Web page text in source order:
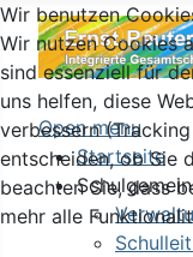
Open menu
Startseite
Wir benutzen
Wir nutzen Cookies
sind essenziell für
uns helfen, diese
verbessern
entscheiden, ob Sie
beachten Sie, dass
mehr alle